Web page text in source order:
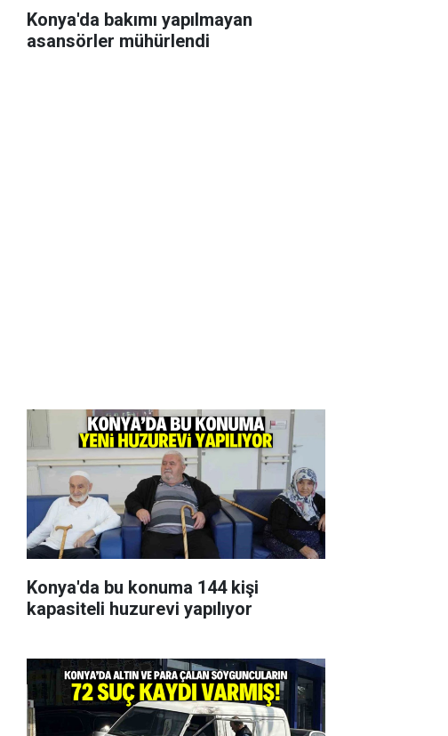
Konya'da bakımı yapılmayan
asansörler mühürlendi
Konya'da bu konuma 144 kişi
kapasiteli huzurevi yapılıyor